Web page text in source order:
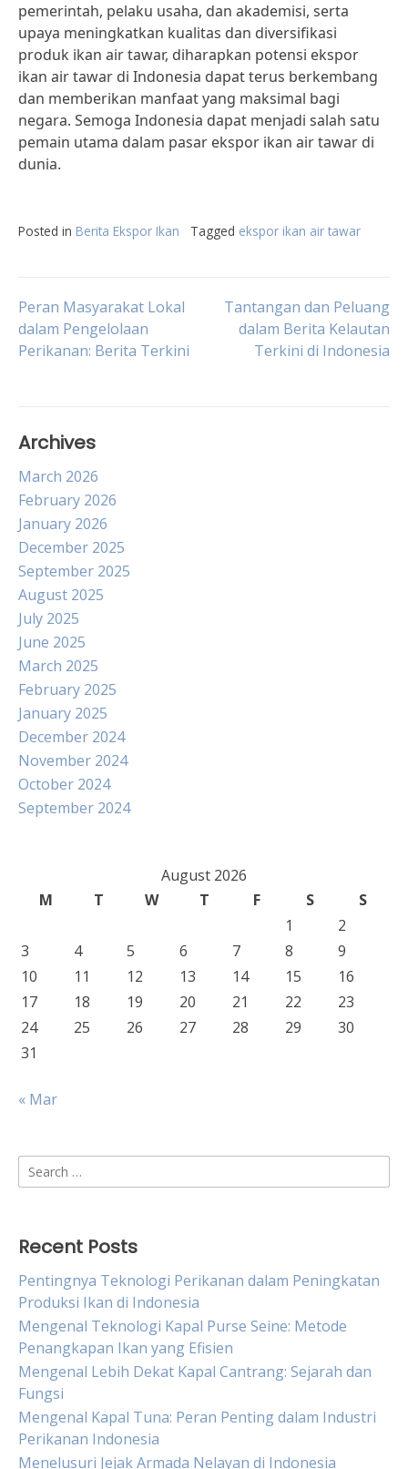
pemerintah, pelaku usaha, dan akademisi, serta
upaya meningkatkan kualitas dan diversifikasi
produk ikan air tawar, diharapkan potensi ekspor
ikan air tawar di Indonesia dapat terus berkembang
dan memberikan manfaat yang maksimal bagi
negara. Semoga Indonesia dapat menjadi salah satu
pemain utama dalam pasar ekspor ikan air tawar di
dunia.
Posted in Berita Ekspor Ikan Tagged ekspor ikan air tawar
Post
navigation
Peran Masyarakat Lokal
dalam Pengelolaan
Perikanan: Berita Terkini
Tantangan dan Peluang
dalam Berita Kelautan
Terkini di Indonesia
Archives
March 2026
February 2026
January 2026
December 2025
September 2025
August 2025
July 2025
June 2025
March 2025
February 2025
January 2025
December 2024
November 2024
October 2024
September 2024
August 2026
M
T W T F S
S
1
2
3
4 5 6 7 8
9
10
11 12 13 14 15
16
17
18 19 20 21 22
23
24
25 26 27 28 29
30
31
« Mar
Search
for:
Recent Posts
Pentingnya Teknologi Perikanan dalam Peningkatan
Produksi Ikan di Indonesia
Mengenal Teknologi Kapal Purse Seine: Metode
Penangkapan Ikan yang Efisien
Mengenal Lebih Dekat Kapal Cantrang: Sejarah dan
Fungsi
Mengenal Kapal Tuna: Peran Penting dalam Industri
Perikanan Indonesia
Menelusuri Jejak Armada Nelayan di Indonesia